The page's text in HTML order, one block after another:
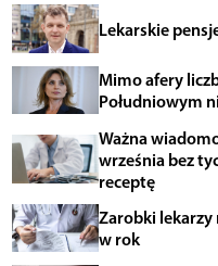
Lekarskie
Mimo afery
Południowym
Ważna
września bez
receptę
Zarobki lekarzy
w rok